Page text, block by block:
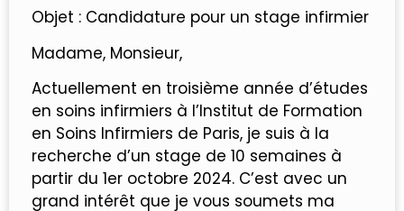
Objet : Candidature pour un stage infirmier
Madame, Monsieur,
Actuellement en troisième année d’études
en soins infirmiers à l’Institut de Formation
en Soins Infirmiers de Paris, je suis à la
recherche d’un stage de 10 semaines à
partir du 1er octobre 2024. C’est avec un
grand intérêt que je vous soumets ma